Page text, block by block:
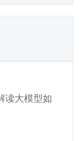
读大模型如